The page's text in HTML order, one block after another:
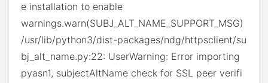
e installation to enable
warnings.warn(SUBJ_ALT_NAME_SUPPORT_MSG)
/usr/lib/python3/dist-packages/ndg/httpsclient/su
bj_alt_name.py:22: UserWarning: Error importing
pyasn1, subjectAltName check for SSL peer verifi